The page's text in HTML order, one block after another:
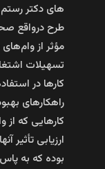
های دکتر
طرح درواقع
مؤثر از
تسهیلات
کارها در
راهکارهای
کارهایی که از
ارزیابی تأثیر
بوده که به